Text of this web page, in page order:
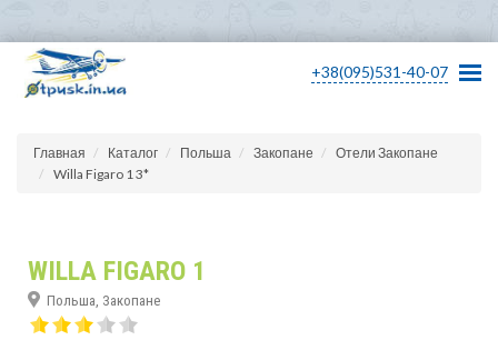
+38(095)531-40-07
Главная Каталог Польша Закопане
Отели Закопане
Willa Figaro 1 3*
WILLA FIGARO 1
Польша, Закопане